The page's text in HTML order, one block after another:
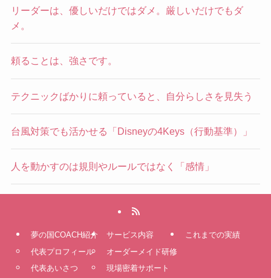
リーダーは、優しいだけではダメ。厳しいだけでもダ
メ。
頼ることは、強さです。
テクニックばかりに頼っていると、自分らしさを見失う
台風対策でも活かせる「Disneyの4Keys（行動基準）」
人を動かすのは規則やルールではなく「感情」
夢の国COACH紹介
代表プロフィール
代表あいさつ
サービス内容
オーダーメイド研修
現場密着サポート
これまでの実績